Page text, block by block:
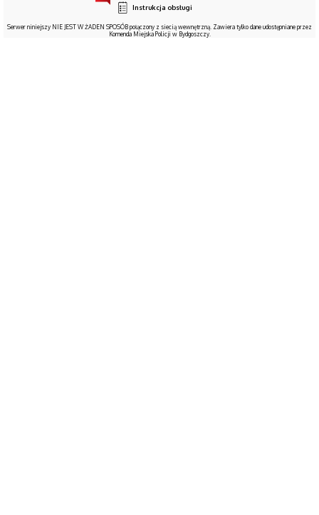
Instrukcja obsługi
Serwer niniejszy NIE JEST W ŻADEN SPOSÓB połączony z siecią wewnętrzną. Zawiera tylko dane udostępniane przez
Komenda Miejska Policji w Bydgoszczy.